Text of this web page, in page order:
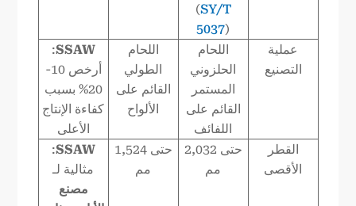
(SY/T
5037)
عملية
التصنيع
اللحام
الحلزوني
المستمر
القائم على
اللفائف
اللحام
الطولي
القائم على
الألواح
SSAW
:
أرخص 10-
20% بسبب
كفاءة الإنتاج
الأعلى
القطر
الأقصى
حتى 2,032
مم
حتى 1,524
مم
SSAW
:
مثالية لـ
مصنع